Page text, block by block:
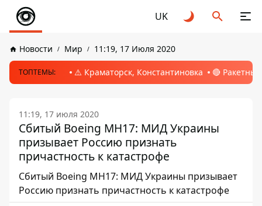
UK
Новости Мир 11:19, 17 Июля 2020
ТОПТЕМЫ: ⚠️ Краматорск, Константиновка 🔴
11:19, 17 июля 2020
Сбитый Boeing МН17: МИД Украины
призывает Россию признать
причастность к катастрофе
Сбитый Boeing МН17: МИД Украины призывает
Россию признать причастность к катастрофе